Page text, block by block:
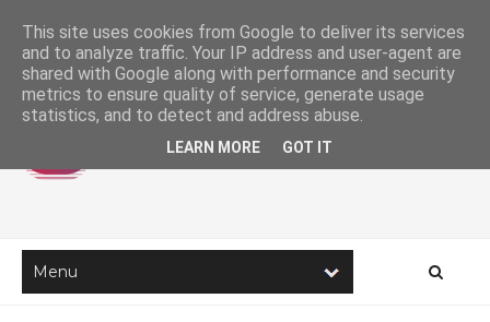
This site uses cookies from Google to deliver its services
and to analyze traffic. Your IP address and user-agent are
shared with Google along with performance and security
metrics to ensure quality of service, generate usage
statistics, and to detect and address abuse.
LEARN MORE GOT IT